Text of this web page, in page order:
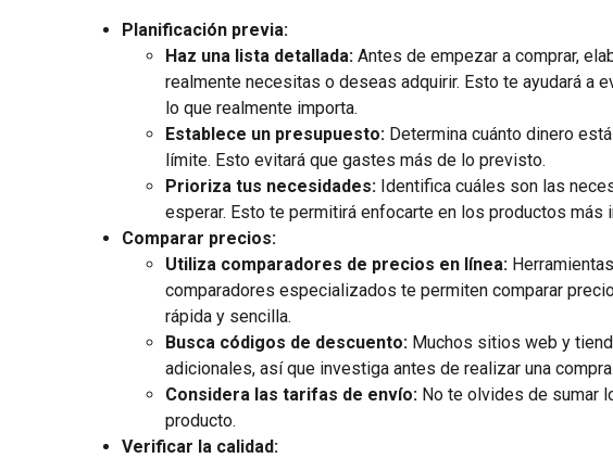
Planificación previa:
Haz una lista detallada: Antes de empezar a comprar,
realmente necesitas o deseas adquirir. Esto te ayudará a
lo que realmente importa.
Establece un presupuesto: Determina cuánto dinero
límite. Esto evitará que gastes más de lo previsto.
Prioriza tus necesidades: Identifica cuáles son las
esperar. Esto te permitirá enfocarte en los productos más
Comparar precios:
Utiliza comparadores de precios en línea:
comparadores especializados te permiten comparar
rápida y sencilla.
Busca códigos de descuento: Muchos sitios web y
adicionales, así que investiga antes de realizar una compra.
Considera las tarifas de envío: No te olvides de sumar
producto.
Verificar la calidad: